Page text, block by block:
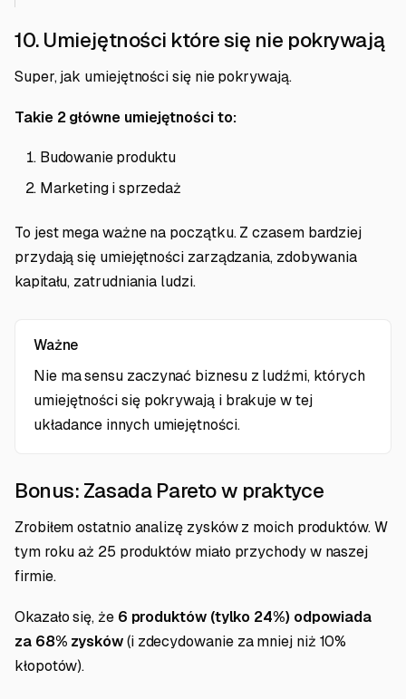
10. Umiejętności które się nie pokrywają
Super, jak umiejętności się nie pokrywają.
Takie 2 główne umiejętności to:
Budowanie produktu
Marketing i sprzedaż
To jest mega ważne na początku. Z czasem bardziej
przydają się umiejętności zarządzania, zdobywania
kapitału, zatrudniania ludzi.
Ważne
Nie ma sensu zaczynać biznesu z ludźmi, których
umiejętności się pokrywają i brakuje w tej
układance innych umiejętności.
Bonus: Zasada Pareto w praktyce
Zrobiłem ostatnio analizę zysków z moich produktów. W
tym roku aż 25 produktów miało przychody w naszej
firmie.
Okazało się, że 6 produktów (tylko 24%) odpowiada
za 68% zysków(i zdecydowanie za mniej niż 10%
kłopotów).